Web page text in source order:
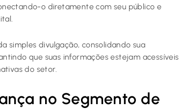
o diretamente com seu público e
simples divulgação, consolidando sua
que suas informações estejam acessíveis
do setor.
no Segmento de